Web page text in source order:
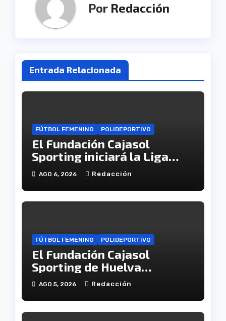
Por Redacción
Entrada Relacionada
FÚTBOL FEMENINO POLIDEPORTIVO
El Fundación Cajasol
Sporting iniciará la Liga
recibiendo al Cacereño
Atlético
AGO 6, 2026 Redacción
FÚTBOL FEMENINO POLIDEPORTIVO
El Fundación Cajasol
Sporting de Huelva
disputará la Copa de
Antonio Toledo Sánchez
AGO 5, 2026 Redacción